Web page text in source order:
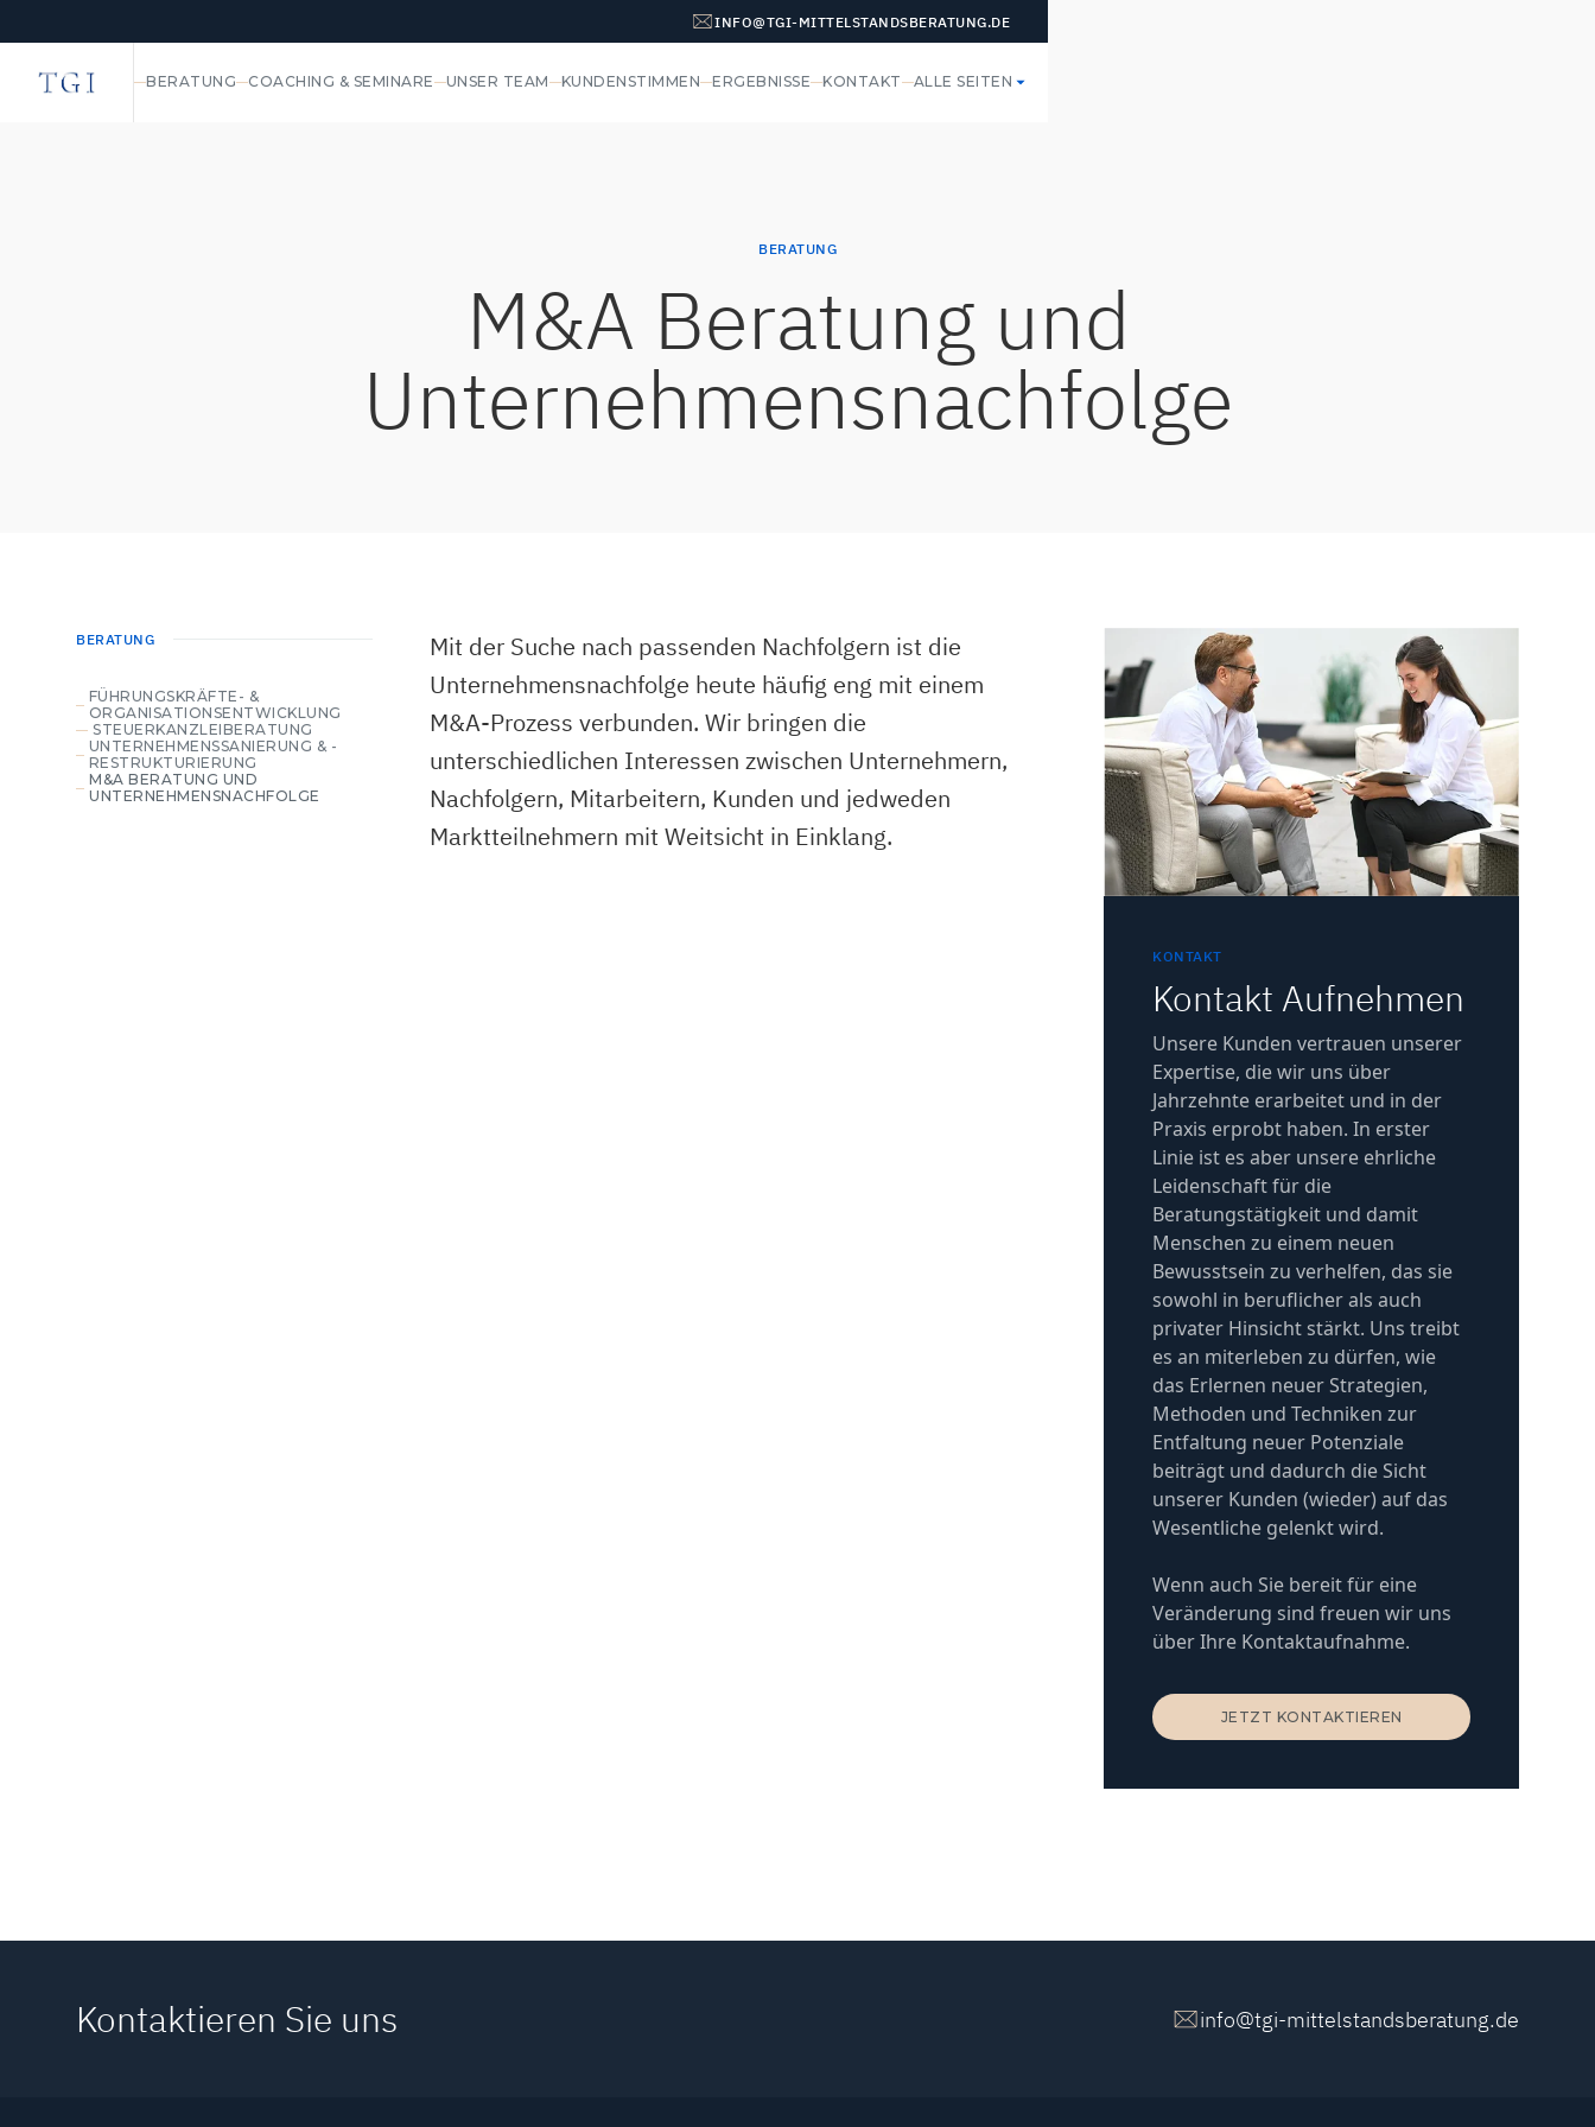
INFO@TGI-MITTELSTANDSBERATUNG.DE
BERATUNG COACHING & SEMINARE UNSER TEAM KUNDENSTIMMEN ERGEBNISSE KONTAKT ALLE SEITEN
BERATUNG
M&A Beratung und
Unternehmensnachfolge
BERATUNG
FÜHRUNGSKRÄFTE- &
ORGANISATIONSENTWICKLUNG
STEUERKANZLEIBERATUNG
UNTERNEHMENSSANIERUNG & -
RESTRUKTURIERUNG
M&A BERATUNG UND
UNTERNEHMENSNACHFOLGE
Mit der Suche nach passenden Nachfolgern ist die
Unternehmensnachfolge heute häufig eng mit einem
M&A-Prozess verbunden. Wir bringen die
unterschiedlichen Interessen zwischen Unternehmern,
Nachfolgern, Mitarbeitern, Kunden und jedweden
Marktteilnehmern mit Weitsicht in Einklang.
KONTAKT
Kontakt Aufnehmen
Unsere Kunden vertrauen unserer
Expertise, die wir uns über
Jahrzehnte erarbeitet und in der
Praxis erprobt haben. In erster
Linie ist es aber unsere ehrliche
Leidenschaft für die
Beratungstätigkeit und damit
Menschen zu einem neuen
Bewusstsein zu verhelfen, das sie
sowohl in beruflicher als auch
privater Hinsicht stärkt. Uns treibt
es an miterleben zu dürfen, wie
das Erlernen neuer Strategien,
Methoden und Techniken zur
Entfaltung neuer Potenziale
beiträgt und dadurch die Sicht
unserer Kunden (wieder) auf das
Wesentliche gelenkt wird.
Wenn auch Sie bereit für eine
Veränderung sind freuen wir uns
über Ihre Kontaktaufnahme.
JETZT KONTAKTIEREN
Kontaktieren Sie uns info@tgi-mittelstandsberatung.de